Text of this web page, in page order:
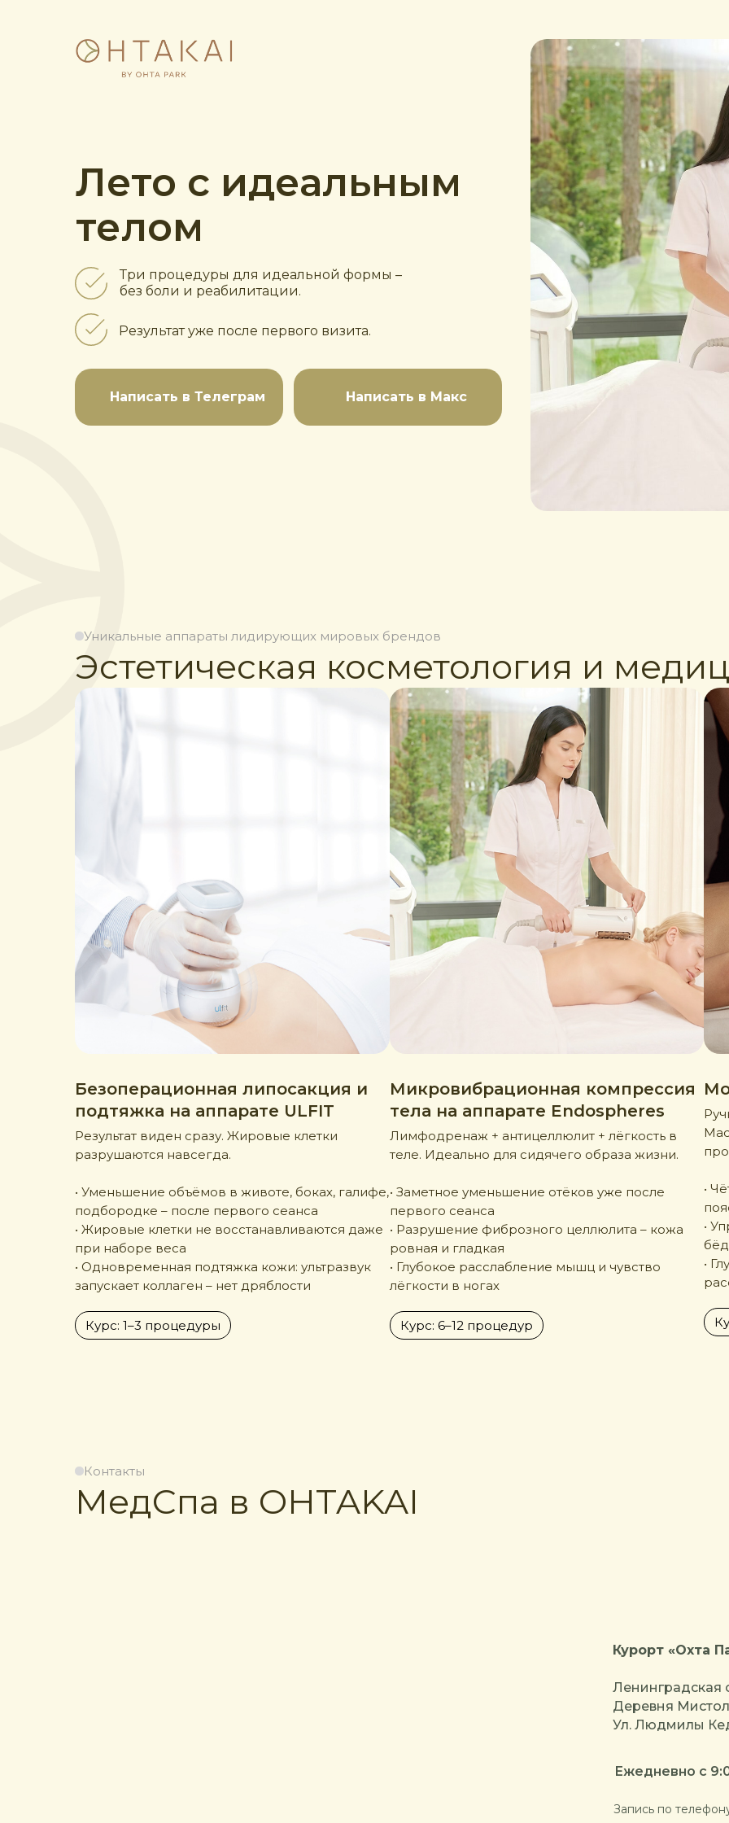
Написать в Телеграм Написать в Макс
Лето с идеальным
телом
Результат уже после первого визита.
Три процедуры для идеальной формы –
без боли и реабилитации.
Уникальные аппараты лидирующих мировых брендов
Эстетическая косметология и
Безоперационная липосакция и
подтяжка на аппарате ULFIT
Результат виден сразу. Жировые клетки
разрушаются навсегда.
• Уменьшение объёмов в животе, боках, галифе,
подбородке – после первого сеанса
• Жировые клетки не восстанавливаются даже
при наборе веса
• Одновременная подтяжка кожи: ультразвук
запускает коллаген – нет дряблости
Курс: 1–3 процедуры
Микровибрационная компрессия
тела на аппарате Endospheres
Лимфодренаж + антицеллюлит + лёгкость в
теле. Идеально для сидячего образа жизни.
• Заметное уменьшение отёков уже после
первого сеанса
• Разрушение фиброзного целлюлита – кожа
ровная и гладкая
• Глубокое расслабление мышц и чувство
лёгкости в ногах
Курс: 6–12 процедур
•
•
•
Курорт «Охта
Ленинградская
Деревня
Ул. Людмилы
Ежедневно с
Запись по
Контакты
МедСпа в OHTAKAI